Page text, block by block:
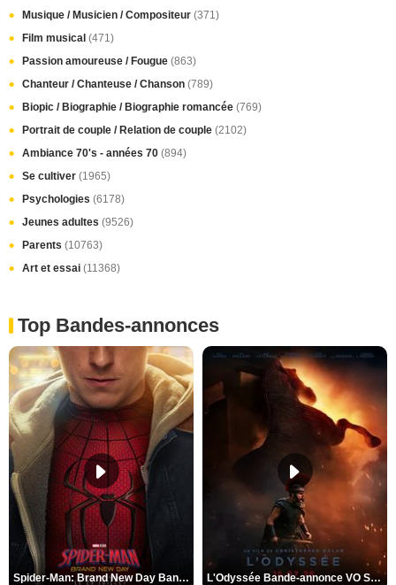
Musique / Musicien / Compositeur (371)
Film musical (471)
Passion amoureuse / Fougue (863)
Chanteur / Chanteuse / Chanson (789)
Biopic / Biographie / Biographie romancée (769)
Portrait de couple / Relation de couple (2102)
Ambiance 70's - années 70 (894)
Se cultiver (1965)
Psychologies (6178)
Jeunes adultes (9526)
Parents (10763)
Art et essai (11368)
Top Bandes-annonces
Spider-Man: Brand New Day Bande-annonce VO STFR L'Odyssée Bande-annonce VO STFR